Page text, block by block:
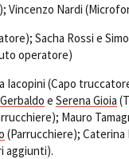
Vincenzo Nardi
Sacha Rossi e
operatore)
Iacopini (Capo
e Serena Gioia
Mauro
(Parrucchiere);
aggiunti).